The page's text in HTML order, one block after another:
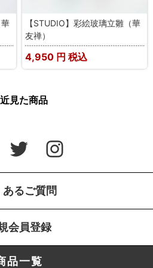
【STUDIO】彩絵玻璃立雛（華
友禅）
4,950 円 税込
見た商品
あるご質問
会員登録
品一覧